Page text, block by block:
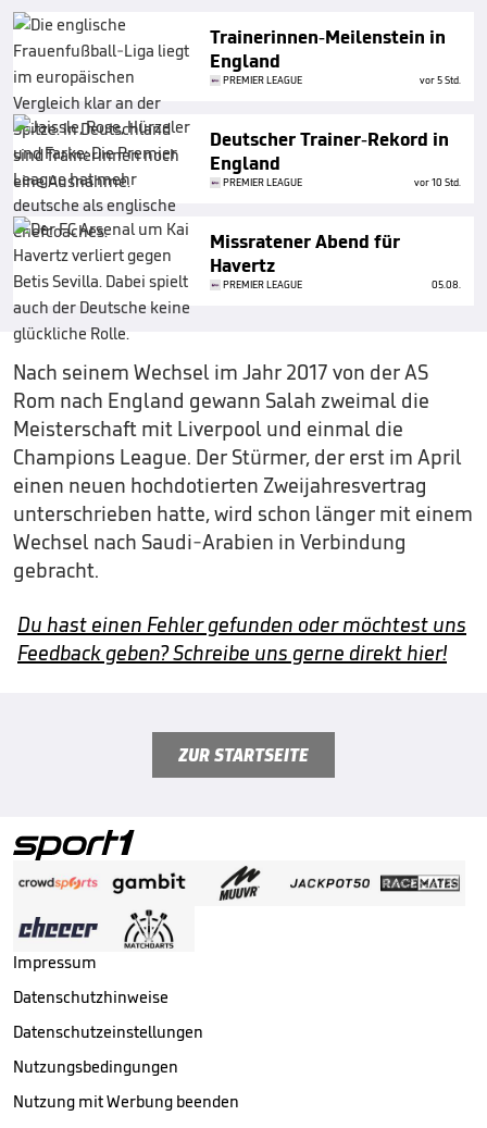
Trainerinnen-Meilenstein in
England
PREMIER LEAGUE vor 5 Std.
Deutscher Trainer-Rekord in
England
PREMIER LEAGUE vor 10 Std.
Missratener Abend für
Havertz
PREMIER LEAGUE 05.08.
Nach seinem Wechsel im Jahr 2017 von der AS
Rom nach England gewann Salah zweimal die
Meisterschaft mit Liverpool und einmal die
Champions League. Der Stürmer, der erst im April
einen neuen hochdotierten Zweijahresvertrag
unterschrieben hatte, wird schon länger mit einem
Wechsel nach Saudi-Arabien in Verbindung
gebracht.
Du hast einen Fehler gefunden oder möchtest uns
Feedback geben? Schreibe uns gerne direkt hier!
ZUR STARTSEITE
Impressum
Datenschutzhinweise
Datenschutzeinstellungen
Nutzungsbedingungen
Nutzung mit Werbung beenden